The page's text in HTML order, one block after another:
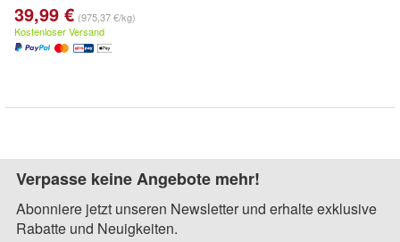
39,99 € (975,37 €/kg)
Kostenloser Versand
Verpasse keine Angebote mehr!
Abonniere jetzt unseren Newsletter und erhalte exklusive
Rabatte und Neuigkeiten.